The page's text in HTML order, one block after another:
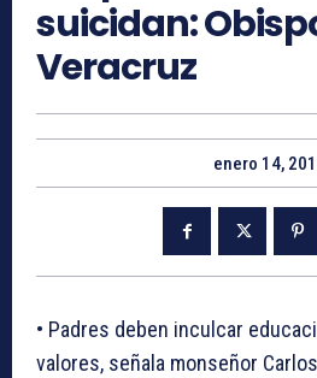
suicidan:
Veracruz
enero 14,
• Padres deben inculcar
valores, señala monseñor